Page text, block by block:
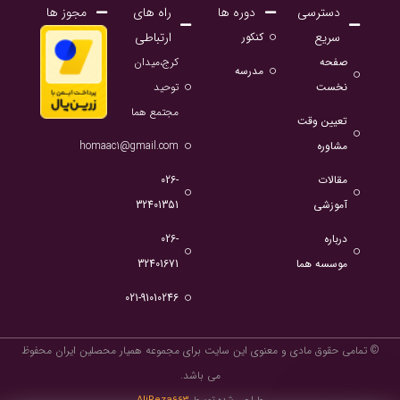
دسترسی
سریع
صفحه
نخست
تعیین وقت
مشاوره
مقالات
آموزشی
درباره
موسسه هما
دوره ها
کنکور
مدرسه
راه های
ارتباطی
کرج،میدان
توحید
مجتمع هما
homaac1@gmail.com
026-
32401351
026-
32401671
021-91010246
مجوز ها
© تمامی حقوق مادی و معنوی این سایت برای مجموعه همیار محصلین ایران محفوظ
می باشد.